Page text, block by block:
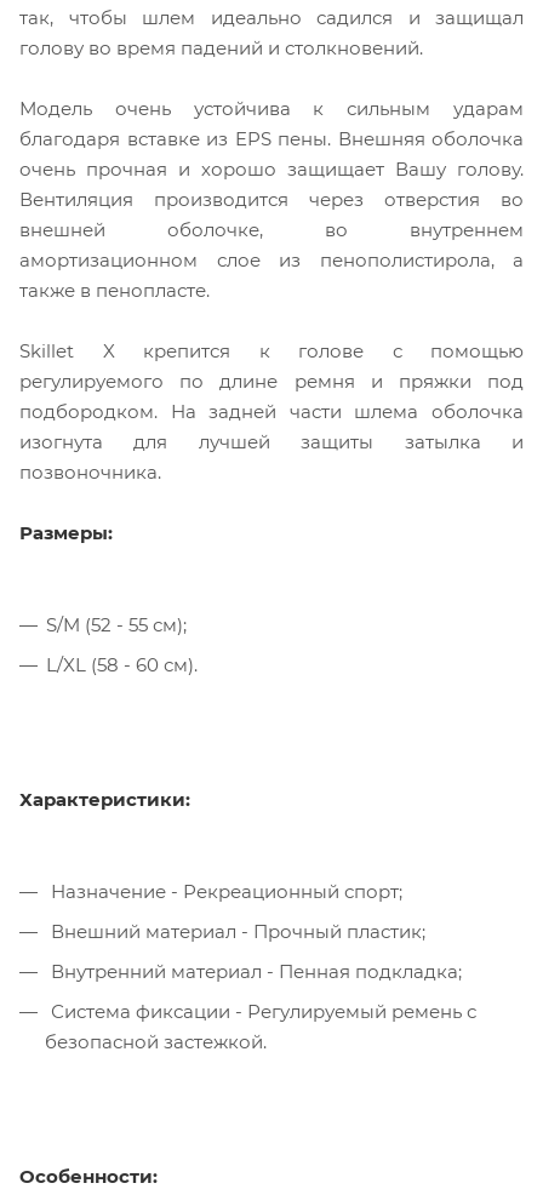
так, чтобы шлем идеально садился и защищал
голову во время падений и столкновений.
Модель очень устойчива к сильным ударам
благодаря вставке из EPS пены. Внешняя оболочка
очень прочная и хорошо защищает Вашу голову.
Вентиляция производится через отверстия во
внешней оболочке, во внутреннем
амортизационном слое из пенополистирола, а
также в пенопласте.
Skillet X крепится к голове с помощью
регулируемого по длине ремня и пряжки под
подбородком. На задней части шлема оболочка
изогнута для лучшей защиты затылка и
позвоночника.
Размеры:
S/M (52 - 55 см);
L/XL (58 - 60 см).
Характеристики:
Назначение - Рекреационный спорт;
Внешний материал - Прочный пластик;
Внутренний материал - Пенная подкладка;
Система фиксации - Регулируемый ремень с
безопасной застежкой.
Особенности: